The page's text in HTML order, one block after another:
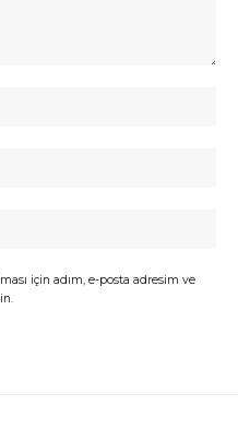
için adım, e-posta adresim ve